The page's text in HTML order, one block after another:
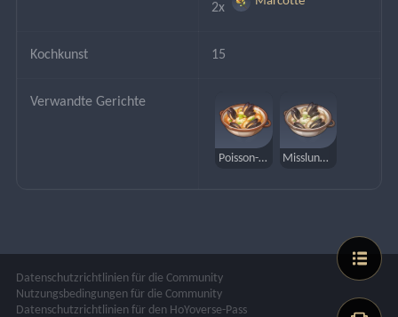
2x
Kochkunst 15
Verwandte Gerichte
Poisson-Suppe Misslungene Poisson-Suppe
Datenschutzrichtlinien für die Community
Nutzungsbedingungen für die Community
Datenschutzrichtlinien für den HoYoverse-Pass